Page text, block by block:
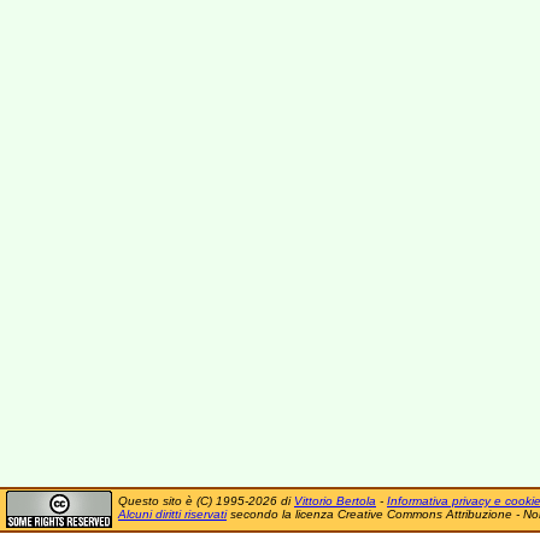
Questo sito è (C) 1995-2026 di Vittorio Bertola - Informativa privacy e cookie
Alcuni diritti riservatisecondo la licenza Creative Commons Attribuzione -